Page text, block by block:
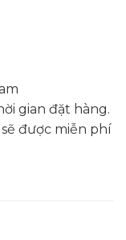
gian đặt hàng.
được miễn phí